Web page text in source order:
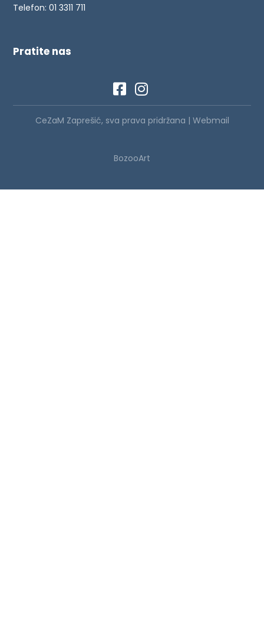
Telefon: 01 3311 711
Pratite nas
CeZaM Zaprešić, sva prava pridržana | Webmail
BozooArt